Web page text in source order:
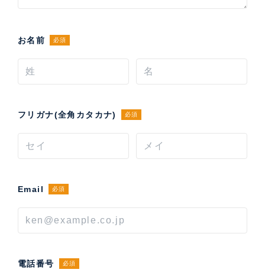
お名前 必須
フリガナ(全角カタカナ) 必須
Email 必須
電話番号 必須